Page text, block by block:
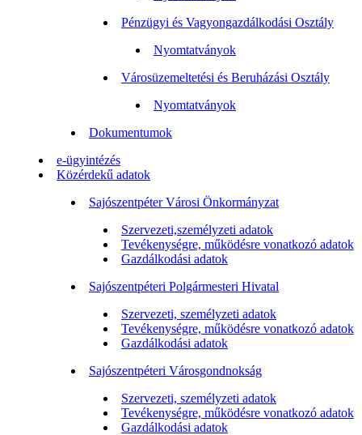
Pénzügyi és Vagyongazdálkodási Osztály
Nyomtatványok
Városüzemeltetési és Beruházási Osztály
Nyomtatványok
Dokumentumok
e-ügyintézés
Közérdekű adatok
Sajószentpéter Városi Önkormányzat
Szervezeti,személyzeti adatok
Tevékenységre, működésre vonatkozó adatok
Gazdálkodási adatok
Sajószentpéteri Polgármesteri Hivatal
Szervezeti, személyzeti adatok
Tevékenységre, működésre vonatkozó adatok
Gazdálkodási adatok
Sajószentpéteri Városgondnokság
Szervezeti, személyzeti adatok
Tevékenységre, működésre vonatkozó adatok
Gazdálkodási adatok